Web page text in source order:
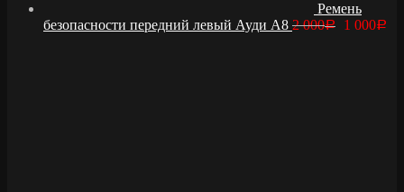
Ремень
безопасности передний левый Ауди А8 2 000Р 1 000Р